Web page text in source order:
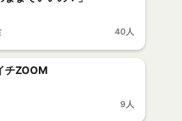
40人
チZOOM
9人